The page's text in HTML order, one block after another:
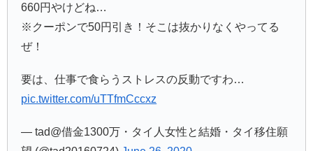
660円やけどね…
※クーポンで50円引き！そこは抜かりなくやってる
ぜ！
要は、仕事で食らうストレスの反動ですわ…
pic.twitter.com/uTTfmCccxz
— tad@借金1300万・タイ人女性と結婚・タイ移住願